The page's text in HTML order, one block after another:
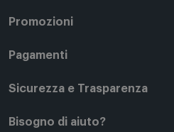
Punti di forza
Registrati su Comet
Acquista Online
Promozioni
Outlet
Black Friday
Pagamenti
Modalità di pagamento
Finanziamenti online
Sicurezza e Trasparenza
Condizioni generali di vendita
Bisogno di aiuto?